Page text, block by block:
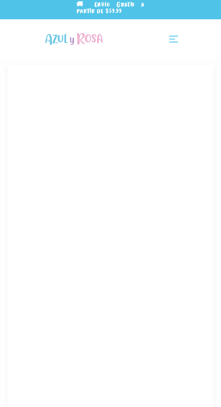
🚚 Envío Gratis a
partir de $59.99